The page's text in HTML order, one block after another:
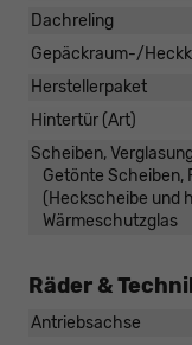
Dachreling
Gepäckraum-/
Herstellerpaket
Hintertür (Art)
Scheiben, Verglasung
Getönte Scheiben,
(Heckscheibe und
Wärmeschutzglas
Räder &
Antriebsachse